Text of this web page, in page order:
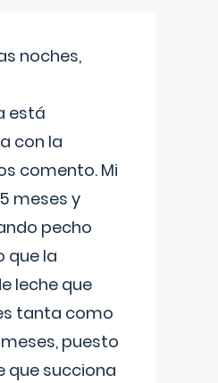
noches,
está
con la
comento. Mi
meses y
pecho
que la
leche que
tanta como
puesto
que succiona